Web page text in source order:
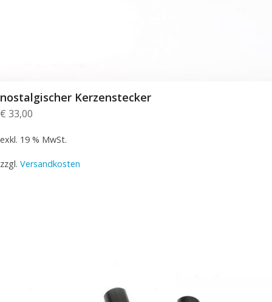
nostalgischer Kerzenstecker
€ 33,00
exkl. 19 % MwSt.
zzgl. Versandkosten